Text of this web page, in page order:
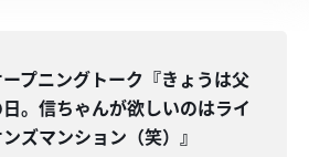
ープニングトーク『きょうは父
日。信ちゃんが欲しいのはライ
ズマンション（笑）』